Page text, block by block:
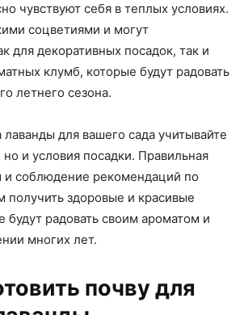
чувствуют себя в теплых условиях.
соцветиями и могут
для декоративных посадок, так и
клумб, которые будут радовать
летнего сезона.
для вашего сада учитывайте
но и условия посадки. Правильная
и соблюдение рекомендаций по
получить здоровые и красивые
будут радовать своим ароматом и
многих лет.
почву для